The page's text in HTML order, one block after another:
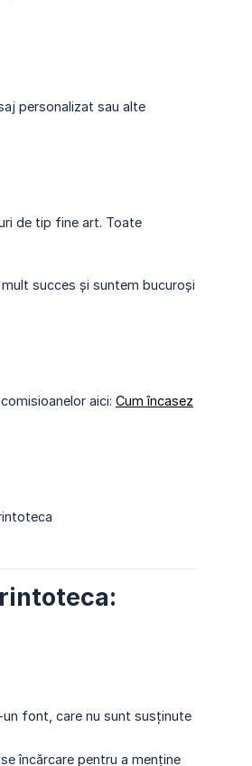
personalizat sau alte
de tip fine art. Toate
succes și suntem bucuroși
aici: Cum încasez
font, care nu sunt susținute
încărcare pentru a menține